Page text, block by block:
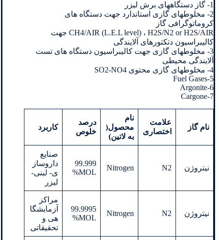
1- گاز دستگاههای برش لیزر
2- مخلوطهای گازی استاندارد جهت دستگاه های
کروماتوگرافی گاز
CH4/AIR (L.E.L level) ، H2S/N2 or H2S/AIR جهت
کالیبراسیون دتکتورهای آلایندگی
3- مخلوطهای گازی جهت کالیبراسیون دستگاه های تست
آلایندگی محیطی
4- مخلوطهای گازی محتوی SO2-NO4
5-Fuel Gases
6-Argonite
7-Cargone
نام گاز
علامت
اختصاری
نام
محصول(
به لاتین)
درصد
خلوص
کاربرد
نیتروژن N2
Nitrogen
99.999
MOL%
صنایع
داروساز
ی- لبنی-
لیزر
نیتروژن N2
Nitrogen
MOL%
مراکز
آزمایشگا
هی و
تحقیقاتی